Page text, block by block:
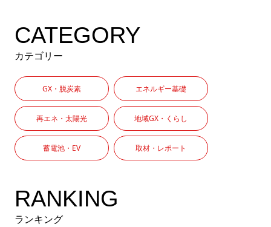
CATEGORY
カテゴリー
GX・脱炭素 エネルギー基礎
再エネ・太陽光 地域GX・くらし
蓄電池・EV 取材・レポート
RANKING
ランキング